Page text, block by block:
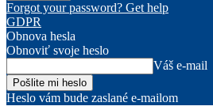
Forgot your password? Get help
GDPR
Obnova hesla
Obnoviť svoje heslo
Váš e-mail
Heslo vám bude zaslané e-mailom